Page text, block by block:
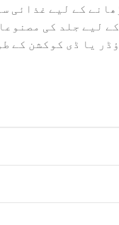
کے لیے غذائی
لیے جلد کی
یا ڈی کوکشن کے